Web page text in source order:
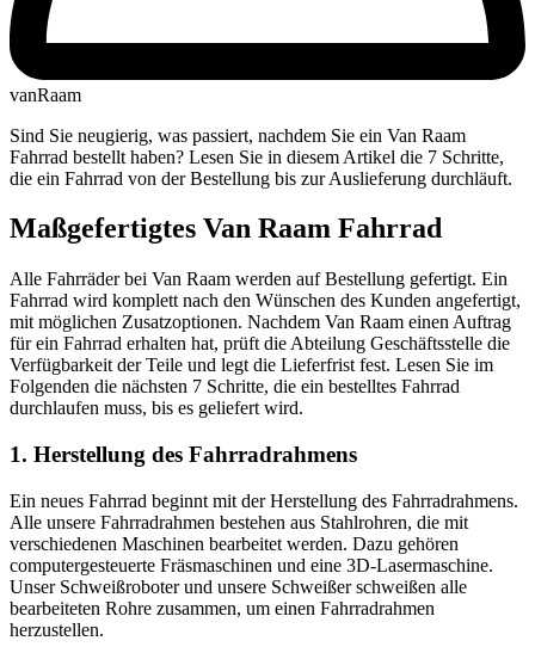
vanRaam
Sind Sie neugierig, was passiert, nachdem Sie ein Van Raam
Fahrrad bestellt haben? Lesen Sie in diesem Artikel die 7 Schritte,
die ein Fahrrad von der Bestellung bis zur Auslieferung durchläuft.
Maßgefertigtes Van Raam Fahrrad
Alle Fahrräder bei Van Raam werden auf Bestellung gefertigt. Ein
Fahrrad wird komplett nach den Wünschen des Kunden angefertigt,
mit möglichen Zusatzoptionen. Nachdem Van Raam einen Auftrag
für ein Fahrrad erhalten hat, prüft die Abteilung Geschäftsstelle die
Verfügbarkeit der Teile und legt die Lieferfrist fest. Lesen Sie im
Folgenden die nächsten 7 Schritte, die ein bestelltes Fahrrad
durchlaufen muss, bis es geliefert wird.
1. Herstellung des Fahrradrahmens
Ein neues Fahrrad beginnt mit der Herstellung des Fahrradrahmens.
Alle unsere Fahrradrahmen bestehen aus Stahlrohren, die mit
verschiedenen Maschinen bearbeitet werden. Dazu gehören
computergesteuerte Fräsmaschinen und eine 3D-Lasermaschine.
Unser Schweißroboter und unsere Schweißer schweißen alle
bearbeiteten Rohre zusammen, um einen Fahrradrahmen
herzustellen.